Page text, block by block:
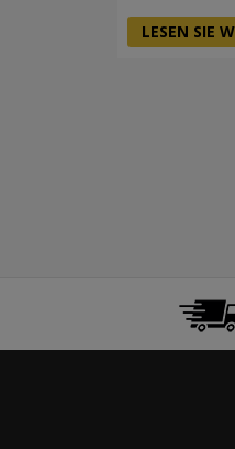
LESEN SIE